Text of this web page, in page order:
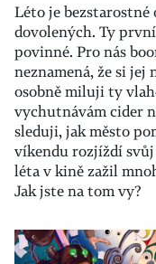
Léto je
dovolených. Ty
povinné. Pro nás
neznamená, že si jej
osobně miluji ty
vychutnávám cider
sleduji, jak město
víkendu rozjíždí svůj
léta v kině zažil
Jak jste na tom vy?